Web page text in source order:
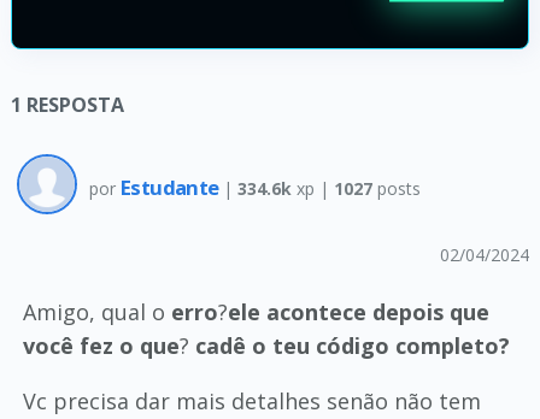
1 RESPOSTA
por Estudante | 334.6k xp | 1027posts
02/04/2024
Amigo, qual o erro?ele acontece depois que
você fez o que? cadê o teu código completo?
Vc precisa dar mais detalhes senão não tem